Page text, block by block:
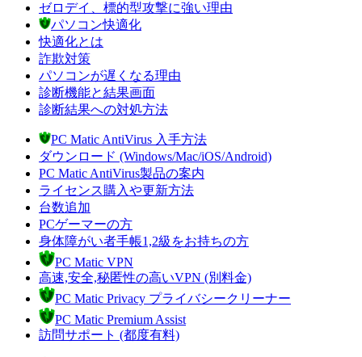
ゼロデイ、標的型攻撃に強い理由
パソコン快適化
快適化とは
詐欺対策
パソコンが遅くなる理由
診断機能と結果画面
診断結果への対処方法
PC Matic AntiVirus 入手方法
ダウンロード (Windows/Mac/iOS/Android)
PC Matic AntiVirus製品の案内
ライセンス購入や更新方法
台数追加
PCゲーマーの方
身体障がい者手帳1,2級をお持ちの方
PC Matic VPN
高速,安全,秘匿性の高いVPN (別料金)
PC Matic Privacy プライバシークリーナー
PC Matic Premium Assist
訪問サポート (都度有料)